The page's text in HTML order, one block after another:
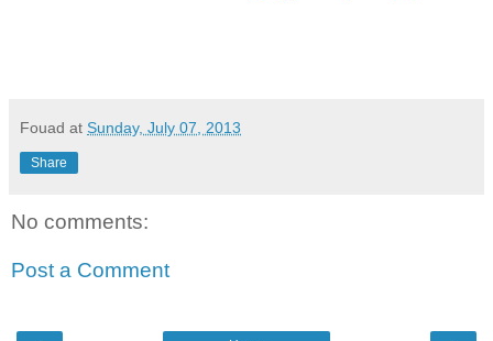
Fouad at Sunday, July 07, 2013
Share
No comments:
Post a Comment